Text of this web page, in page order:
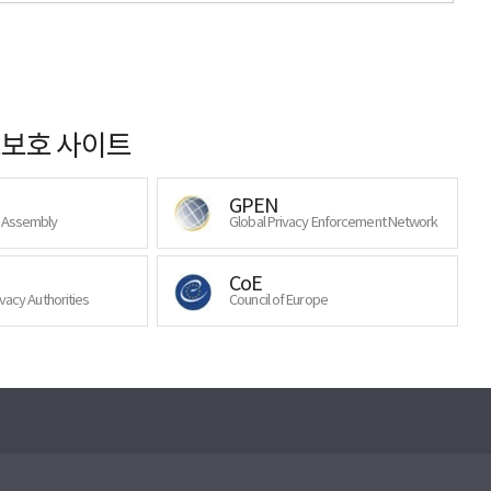
호 사이트
GPEN
Global Privacy Enforcement Network
Authorities
CoE
Council of Europe